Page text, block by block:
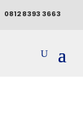
0812 8393 3663